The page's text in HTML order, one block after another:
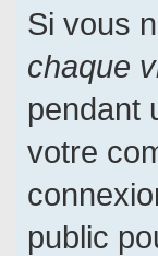
Si vous
chaque
pendant
votre
public